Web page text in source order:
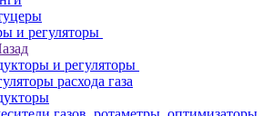
и регуляторы
и регуляторы
расхода газа